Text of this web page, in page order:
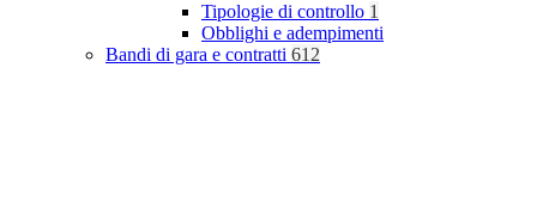
Tipologie di controllo 1
Obblighi e adempimenti
Bandi di gara e contratti 612